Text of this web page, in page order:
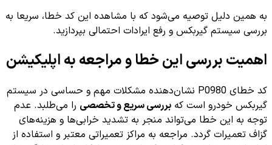
به همین دلیل توصیه می‌شود که با مشاهده این کد خطا، سریعا به
بررسی سیستم گیربکس و رفع ایرادات احتمالی بپردازید.
اهمیت بررسی این خطا و مراجعه به اپلیکیشن
کد خطای P0980 نشان‌دهنده مشکلات مهم و حساسی در سیستم
گیربکس خودرو است که بررسی سریع و تخصصی را می‌طلبد. عدم
توجه به این خطا می‌تواند منجر به تشدید خرابی‌ها و هزینه‌های
گزاف تعمیرات گردد. مراجعه به مراکز تعمیراتی معتبر و استفاده از